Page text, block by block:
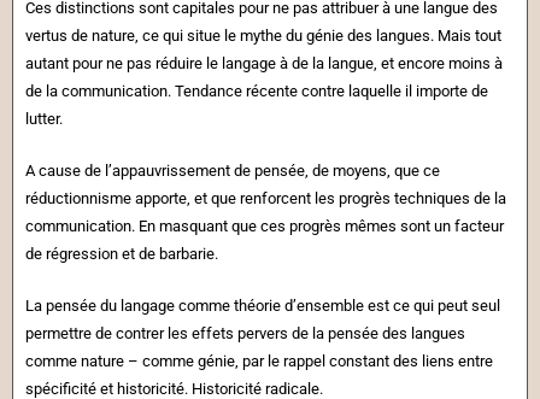
Ces distinctions sont capitales pour ne pas attribuer à une langue des
vertus de nature, ce qui situe le mythe du génie des langues. Mais tout
autant pour ne pas réduire le langage à de la langue, et encore moins à
de la communication. Tendance récente contre laquelle il importe de
lutter.
A cause de l’appauvrissement de pensée, de moyens, que ce
réductionnisme apporte, et que renforcent les progrès techniques de la
communication. En masquant que ces progrès mêmes sont un facteur
de régression et de barbarie.
La pensée du langage comme théorie d’ensemble est ce qui peut seul
permettre de contrer les effets pervers de la pensée des langues
comme nature – comme génie, par le rappel constant des liens entre
spécificité et historicité. Historicité radicale.